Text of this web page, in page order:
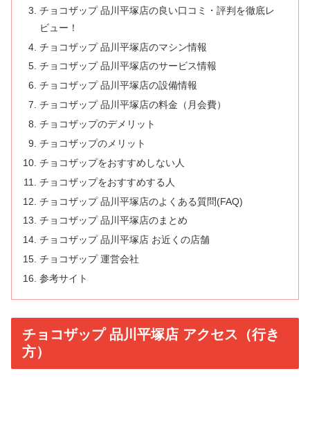
チョコザップ 品川平塚店の良い口コミ・評判を徹底レ
ビュー！
チョコザップ 品川平塚店のマシン情報
チョコザップ 品川平塚店のサービス情報
チョコザップ 品川平塚店の設備情報
チョコザップ 品川平塚店の料金（月会費）
チョコザップのデメリット
チョコザップのメリット
チョコザップをおすすめしない人
チョコザップをおすすめする人
チョコザップ 品川平塚店のよくある質問(FAQ)
チョコザップ 品川平塚店のまとめ
チョコザップ 品川平塚店 お近くの店舗
チョコザップ 運営会社
参考サイト
チョコザップ 品川平塚店 アクセス（行き
方）